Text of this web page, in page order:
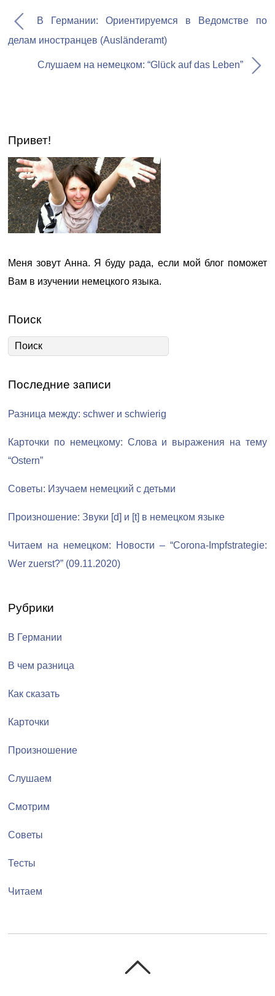
В Германии: Ориентируемся в Ведомстве по
делам иностранцев (Аusländeramt)
Слушаем на немецком: “Glück auf das Leben”
Привет!
Меня зовут Анна. Я буду рада, если мой блог поможет
Вам в изучении немецкого языка.
Поиск
Последние записи
Разница между: schwer и schwierig
Карточки по немецкому: Слова и выражения на тему
“Ostern”
Советы: Изучаем немецкий с детьми
Произношение: Звуки [d] и [t] в немецком языке
Читаем на немецком: Новости – “Corona-Impfstrategie:
Wer zuerst?” (09.11.2020)
Рубрики
В Германии
В чем разница
Как сказать
Карточки
Произношение
Слушаем
Смотрим
Советы
Тесты
Читаем